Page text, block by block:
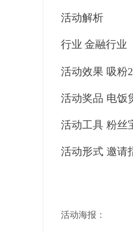
活动解析
行业 金融行业
活动效果 吸粉
活动奖品 电饭
活动工具 粉丝
活动形式 邀请
活动海报：